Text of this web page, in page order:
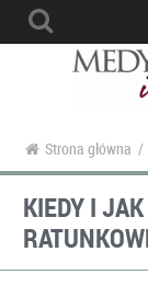
Strona główna /
KIEDY I